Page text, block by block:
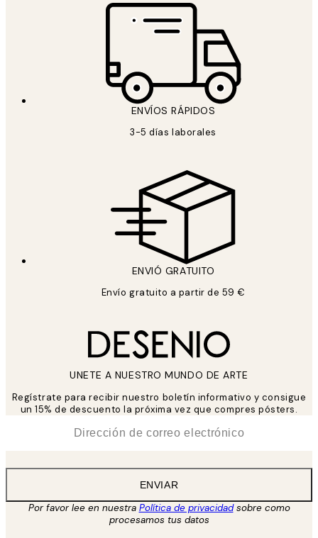
ENVÍOS RÁPIDOS
3-5 días laborales
ENVIÓ GRATUITO
Envío gratuito a partir de 59 €
UNETE A NUESTRO MUNDO DE ARTE
Regístrate para recibir nuestro boletín informativo y consigue
un 15% de descuento la próxima vez que compres pósters.
ENVIAR
Por favor lee en nuestra Política de privacidadsobre como
procesamos tus datos